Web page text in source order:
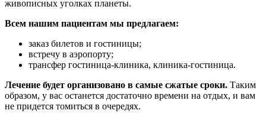
живописных уголках планеты.
Всем нашим пациентам мы предлагаем:
заказ билетов и гостиницы;
встречу в аэропорту;
трансфер гостиница-клиника, клиника-гостиница.
Лечение будет организовано в самые сжатые сроки. Таким
образом, у вас останется достаточно времени на отдых, и вам
не придется томиться в очередях.